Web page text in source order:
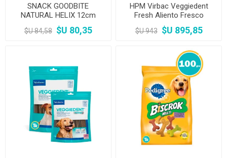
SNACK GOODBITE
NATURAL HELIX 12cm
$U 84,58 $U 80,35
HPM Virbac Veggiedent
Fresh Aliento Fresco
Protector Dental Para Razas
Grandes
$U 943 $U 895,85